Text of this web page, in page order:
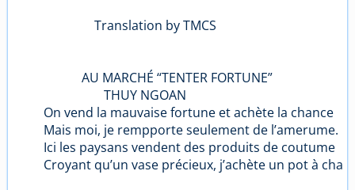
Translation by TMCS
AU MARCHÉ “TENTER FORTUNE”
THUY NGOAN
On vend la mauvaise fortune et achète la chance
Mais moi, je rempporte seulement de l’amerume.
Ici les paysans vendent des produits de coutume
Croyant qu’un vase précieux, j’achète un pot à cha